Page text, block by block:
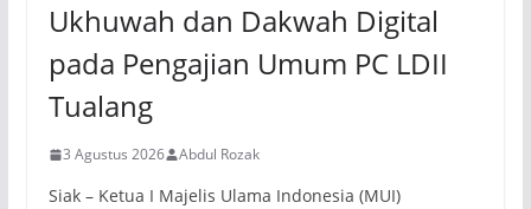
Ukhuwah dan Dakwah Digital
pada Pengajian Umum PC LDII
Tualang
3 Agustus 2026 Abdul Rozak
Siak – Ketua I Majelis Ulama Indonesia (MUI)